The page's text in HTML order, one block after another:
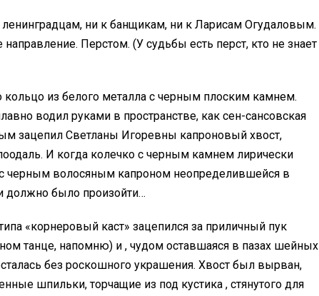
ни к банщикам, ни к Ларисам Огудаловым.
Перстом. (У судьбы есть перст, кто не знает
из белого металла с черным плоским камнем.
водил руками в пространстве, как сен-сансовская
зацепил Светланы Игоревны капроновый хвост,
И когда колечко с черным камнем лирически
черным волосяным капроном неопределившейся в
должно было произойти…
«корнеровый каст» зацепился за приличный пук
танце, напомню) и , чудом оставшаяся в пазах шейных
без роскошного украшения. Хвост был вырван,
шпильки, торчащие из под кустика , стянутого для